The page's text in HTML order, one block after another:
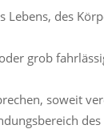
Lebens, des
grob
soweit
des